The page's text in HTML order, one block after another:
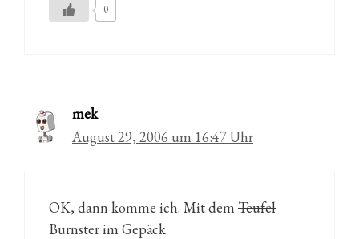
0
mek
August 29, 2006 um 16:47 Uhr
OK, dann komme ich. Mit dem Teufel
Burnster im Gepäck.